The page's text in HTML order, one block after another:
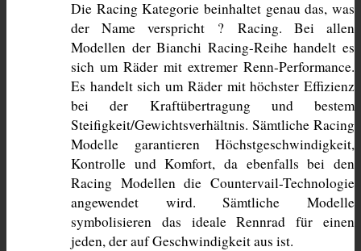
Die Racing Kategorie beinhaltet genau das, was
der Name verspricht ? Racing. Bei allen
Modellen der Bianchi Racing-Reihe handelt es
sich um Räder mit extremer Renn-Performance.
Es handelt sich um Räder mit höchster Effizienz
bei der Kraftübertragung und bestem
Steifigkeit/Gewichtsverhältnis. Sämtliche Racing
Modelle garantieren Höchstgeschwindigkeit,
Kontrolle und Komfort, da ebenfalls bei den
Racing Modellen die Countervail-Technologie
angewendet wird. Sämtliche Modelle
symbolisieren das ideale Rennrad für einen
jeden, der auf Geschwindigkeit aus ist.